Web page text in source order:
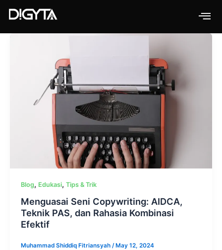
Blog, Edukasi, Tips & Trik
Menguasai Seni Copywriting: AIDCA,
Teknik PAS, dan Rahasia Kombinasi
Efektif
Muhammad Shiddiq Fitriansyah / May 12, 2024